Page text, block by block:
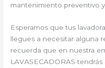
mantenimiento preventivo
Esperamos que tus
llegues a necesitar alguna
recuerda que en nuestra
LAVASECADORAS